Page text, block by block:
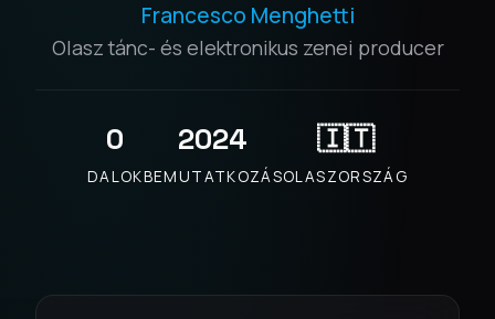
Francesco Menghetti
Olasz tánc- és elektronikus zenei producer
0
DALOK
2024
BEMUTATKOZÁS
🇮🇹
OLASZORSZÁG